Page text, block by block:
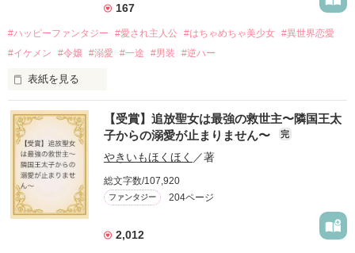
2025.10.24
『Petit Chapter4 誰が為のごちそう』を
作品を読む
167
#ハッピーファンタジー #愛され主人公 #はちゃめちゃ美少女 #異世界恋愛
#イケメン
#令嬢 #溺愛 #一途 #男装 #逆ハー
表紙を見る
＼異世界ラブコメ×ハッピーファンタジー／
「いやっほぉぉおお〜い！！！！」
バンジーした侯爵令嬢の先にいたのは
甘いマスクの公爵様の頭上でした
「ど、どいてぇぇぇえ！！！！！」
【受賞】追放聖女は最強の救世主〜隣国王太
子からの溺愛が止まりません〜
完
やきいもほくほく ／著
総文字数/107,920
ファンタジー 204ページ
2,012